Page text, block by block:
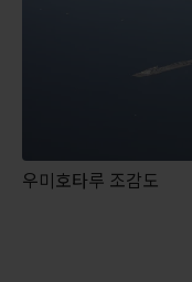
우미호타루 조감도